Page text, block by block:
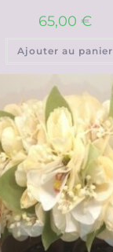
65,00 €
Ajouter au panier